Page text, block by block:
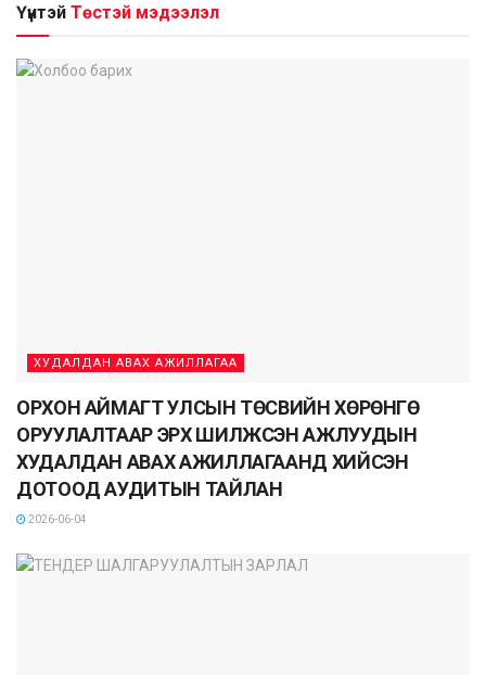
Үүнтэй Төстэй мэдээлэл
ХУДАЛДАН АВАХ АЖИЛЛАГАА
ОРХОН АЙМАГТ УЛСЫН ТӨСВИЙН ХӨРӨНГӨ
ОРУУЛАЛТААР ЭРХ ШИЛЖСЭН АЖЛУУДЫН
ХУДАЛДАН АВАХ АЖИЛЛАГААНД ХИЙСЭН
ДОТООД АУДИТЫН ТАЙЛАН
2026-06-04